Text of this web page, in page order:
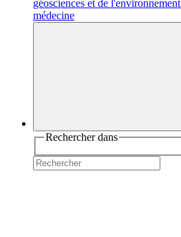
géosciences et de l'environnement
médecine
Rechercher dans